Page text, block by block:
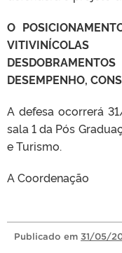
O
DESEMPENHO,
A defesa ocorrerá
sala 1 da Pós
e Turismo.
A Coordenação
Publicado em 31/05/